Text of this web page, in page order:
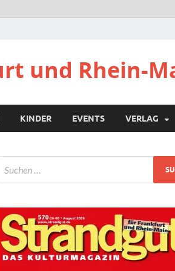
und Rhein-
KINDER EVENTS VERLAG